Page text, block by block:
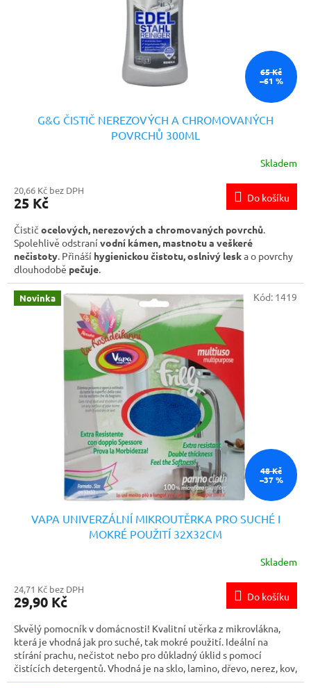
65 Kč
–61 %
G&G ČISTIČ NEREZOVÝCH A CHROMOVANÝCH
POVRCHŮ 300ML
Skladem
20,66 Kč bez DPH
25 Kč Do košíku
Čistič ocelových, nerezových a chromovaných povrchů.
Spolehlivě odstraní vodní kámen, mastnotu a veškeré
nečistoty. Přináší hygienickou čistotu, oslnivý leska o povrchy
dlouhodobě pečuje.
Novinka
48 Kč
–37 %
VAPA UNIVERZÁLNÍ MIKROUTĚRKA PRO SUCHÉ I
MOKRÉ POUŽITÍ 32X32CM
Skladem
24,71 Kč bez DPH
29,90 Kč Do košíku
Skvělý pomocník v domácnosti! Kvalitní utěrka z mikrovlákna,
která je vhodná jak pro suché, tak mokré použití. Ideální na
stírání prachu, nečistot nebo pro důkladný úklid s pomocí
čistících detergentů. Vhodná je na sklo, lamino, dřevo, nerez, kov,
plast a další běžné povrchy.
Kód: 1419